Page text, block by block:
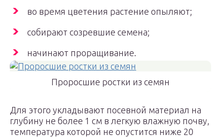
во время цветения растение опыляют;
собирают созревшие семена;
начинают проращивание.
Проросшие ростки из семян
Для этого укладывают посевной материал на
глубину не более 1 см в легкую влажную почву,
температура которой не опустится ниже 20